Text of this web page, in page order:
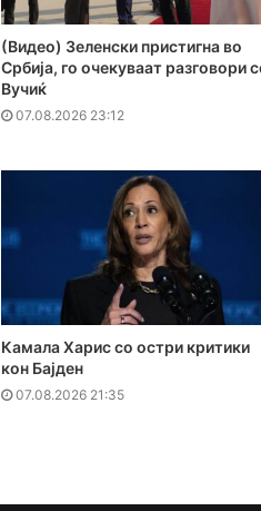
(Видео) Зеленски пристигна во
Србија, го очекуваат разговори
Вучиќ
07.08.2026 23:12
Камала Харис со остри критики
кон Бајден
07.08.2026 21:35